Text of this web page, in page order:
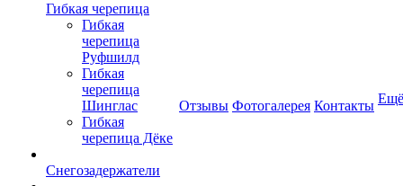
Гибкая черепица
Гибкая
черепица
Руфшилд
Гибкая
черепица
Шинглас
Гибкая
черепица Дёке
Снегозадержатели
Отзывы Фотогалерея Контакты Ещё